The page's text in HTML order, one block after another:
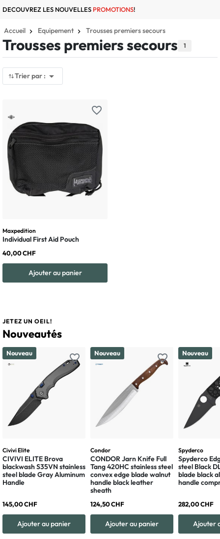
DECOUVREZ LES NOUVELLES PROMOTIONS!
Accueil Equipement Trousses premiers secours
Trousses premiers secours 1
Trier par : 
favorite_border
Maxpedition
Individual First Aid Pouch
40,00 CHF
Ajouter au panier
JETEZ UN OEIL!
Nouveautés
favorite_border
Nouveau
Civivi Elite
CIVIVI ELITE Brova
blackwash S35VN stainless
steel blade Gray Aluminum
Handle
145,00 CHF
Ajouter au panier
favorite_border
Nouveau
Condor
CONDOR Jarn Knife Full
Tang 420HC stainless steel
convex edge blade walnut
handle black leather
sheath
124,50 CHF
Ajouter au panier
Nouveau
Spyderco
Spyderco
steel Black
blade black
handle
282,00 CHF
Ajouter